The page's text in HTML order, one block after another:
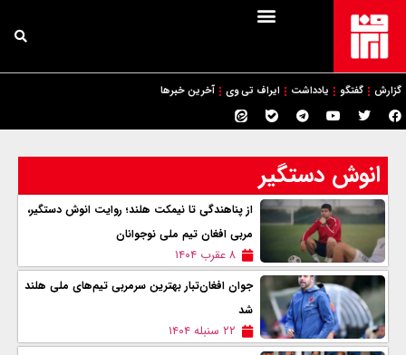
گزارش گفتگو یادداشت ایراف تی وی آخرین خبرها
انوش دستگیر
از پناهندگی تا نیمکت هلند؛ روایت انوش دستگیر،
مربی افغان تیم ملی نوجوانان
۸ عقرب ۱۴۰۴
جوان افغان‌تبار بهترین سرمربی تیم‌های ملی هلند
شد
۲۲ سنبله ۱۴۰۴